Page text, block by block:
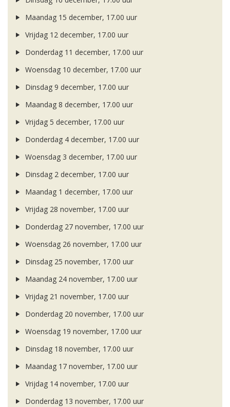
Maandag 15 december, 17.00 uur
Vrijdag 12 december, 17.00 uur
Donderdag 11 december, 17.00 uur
Woensdag 10 december, 17.00 uur
Dinsdag 9 december, 17.00 uur
Maandag 8 december, 17.00 uur
Vrijdag 5 december, 17.00 uur
Donderdag 4 december, 17.00 uur
Woensdag 3 december, 17.00 uur
Dinsdag 2 december, 17.00 uur
Maandag 1 december, 17.00 uur
Vrijdag 28 november, 17.00 uur
Donderdag 27 november, 17.00 uur
Woensdag 26 november, 17.00 uur
Dinsdag 25 november, 17.00 uur
Maandag 24 november, 17.00 uur
Vrijdag 21 november, 17.00 uur
Donderdag 20 november, 17.00 uur
Woensdag 19 november, 17.00 uur
Dinsdag 18 november, 17.00 uur
Maandag 17 november, 17.00 uur
Vrijdag 14 november, 17.00 uur
Donderdag 13 november, 17.00 uur